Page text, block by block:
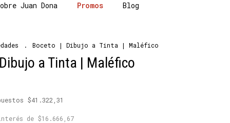
Juan Dona Promos Blog
. Boceto | Dibujo a Tinta | Maléfico
a Tinta | Maléfico
$41.322,31
de $16.666,67